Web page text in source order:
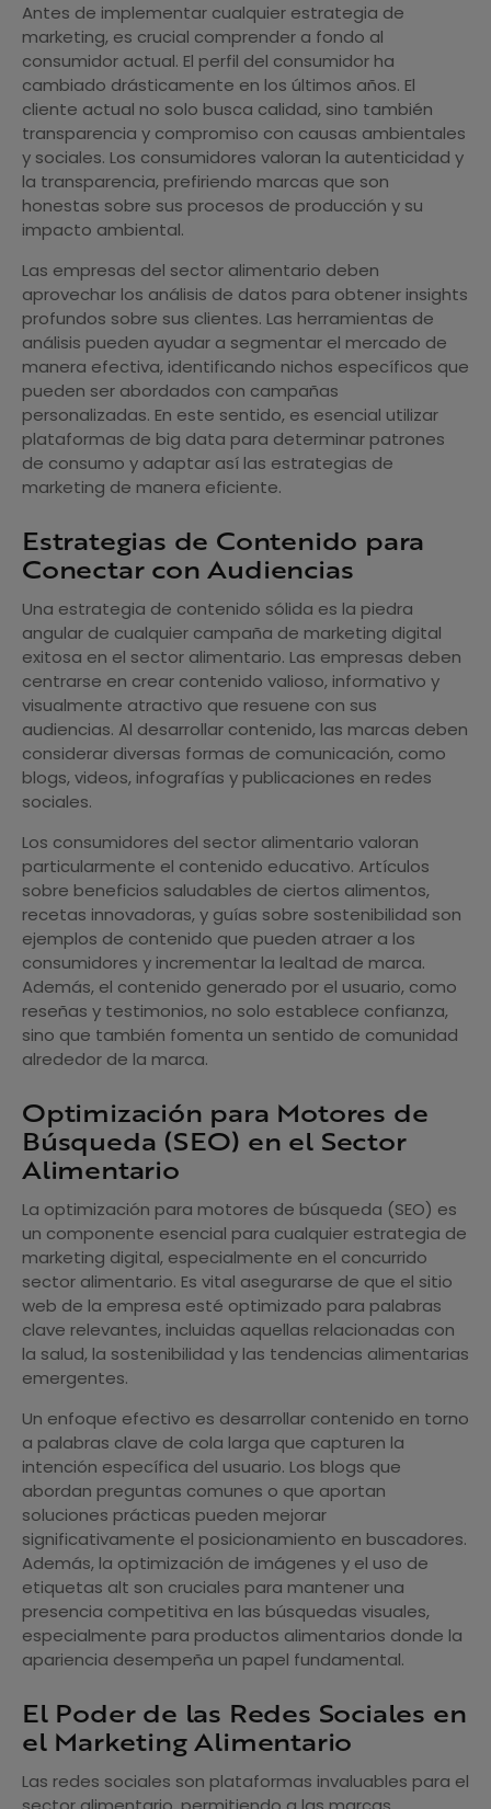
Antes de implementar cualquier estrategia de
marketing, es crucial comprender a fondo al
consumidor actual. El perfil del consumidor ha
cambiado drásticamente en los últimos años. El
cliente actual no solo busca calidad, sino también
transparencia y compromiso con causas ambientales
y sociales. Los consumidores valoran la autenticidad y
la transparencia, prefiriendo marcas que son
honestas sobre sus procesos de producción y su
impacto ambiental.
Las empresas del sector alimentario deben
aprovechar los análisis de datos para obtener insights
profundos sobre sus clientes. Las herramientas de
análisis pueden ayudar a segmentar el mercado de
manera efectiva, identificando nichos específicos que
pueden ser abordados con campañas
personalizadas. En este sentido, es esencial utilizar
plataformas de big data para determinar patrones
de consumo y adaptar así las estrategias de
marketing de manera eficiente.
Estrategias de Contenido para
Conectar con Audiencias
Una estrategia de contenido sólida es la piedra
angular de cualquier campaña de marketing digital
exitosa en el sector alimentario. Las empresas deben
centrarse en crear contenido valioso, informativo y
visualmente atractivo que resuene con sus
audiencias. Al desarrollar contenido, las marcas deben
considerar diversas formas de comunicación, como
blogs, videos, infografías y publicaciones en redes
sociales.
Los consumidores del sector alimentario valoran
particularmente el contenido educativo. Artículos
sobre beneficios saludables de ciertos alimentos,
recetas innovadoras, y guías sobre sostenibilidad son
ejemplos de contenido que pueden atraer a los
consumidores y incrementar la lealtad de marca.
Además, el contenido generado por el usuario, como
reseñas y testimonios, no solo establece confianza,
sino que también fomenta un sentido de comunidad
alrededor de la marca.
Optimización para Motores de
Búsqueda (SEO) en el Sector
Alimentario
La optimización para motores de búsqueda (SEO) es
un componente esencial para cualquier estrategia de
marketing digital, especialmente en el concurrido
sector alimentario. Es vital asegurarse de que el sitio
web de la empresa esté optimizado para palabras
clave relevantes, incluidas aquellas relacionadas con
la salud, la sostenibilidad y las tendencias alimentarias
emergentes.
Un enfoque efectivo es desarrollar contenido en torno
a palabras clave de cola larga que capturen la
intención específica del usuario. Los blogs que
abordan preguntas comunes o que aportan
soluciones prácticas pueden mejorar
significativamente el posicionamiento en buscadores.
Además, la optimización de imágenes y el uso de
etiquetas alt son cruciales para mantener una
presencia competitiva en las búsquedas visuales,
especialmente para productos alimentarios donde la
apariencia desempeña un papel fundamental.
El Poder de las Redes Sociales en
el Marketing Alimentario
Las redes sociales son plataformas invaluables para el